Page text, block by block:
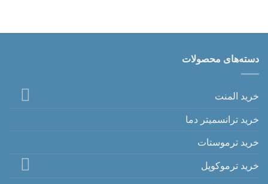
دسته‌های محصولات
خرید المنت
خرید ترانسمیتر دما
خرید ترموستات
خرید ترموکوپل